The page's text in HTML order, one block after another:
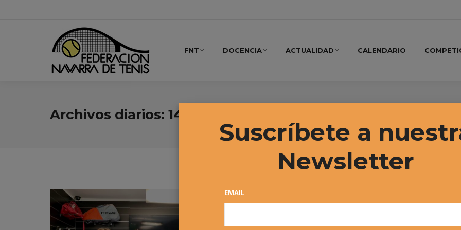
FNT DOCENCIA ACTUALIDAD CALENDARIO
Archivos diarios: 14 septiembre, 2024
Suscríbete a
Newsletter
EMAIL